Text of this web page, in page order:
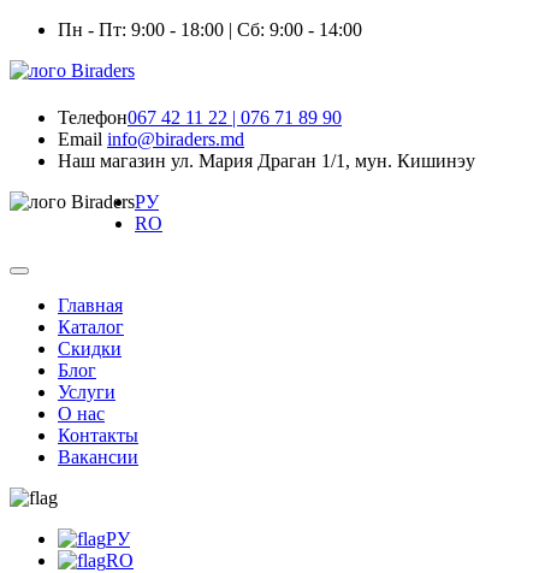
Пн - Пт: 9:00 - 18:00 | Сб: 9:00 - 14:00
Телефон067 42 11 22 | 076 71 89 90
Email info@biraders.md
Наш магазин ул. Мария Драган 1/1, мун. Кишинэу
РУ
RO
Главная
Каталог
Скидки
Блог
Услуги
О нас
Контакты
Вакансии
РУ
RO